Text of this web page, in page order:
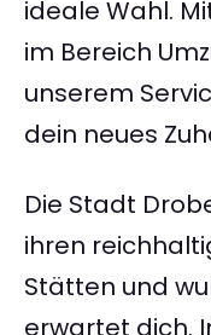
ideale Wahl.
im Bereich
unserem
dein neues
Die Stadt
ihren
Stätten und